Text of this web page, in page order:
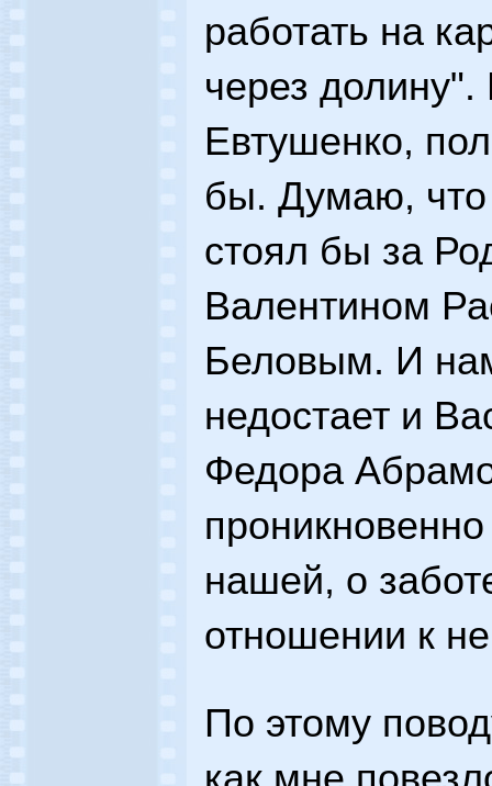
работать на
через
Евтушенко,
бы. Думаю, что
стоял бы за
Валентином
Беловым. И
недостает и
Федора
нашей, о
отношении к
По этому